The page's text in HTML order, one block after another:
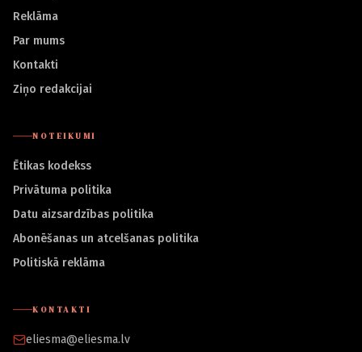
Reklāma
Par mums
Kontakti
Ziņo redakcijai
NOTEIKUMI
Ētikas kodekss
Privātuma politika
Datu aizsardzības politika
Abonēšanas un atcelšanas politika
Politiskā reklāma
KONTAKTI
eliesma@eliesma.lv